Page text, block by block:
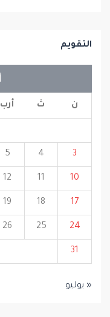
التقويم
ن ث أرب
3
4
5
10
11
12
17
18
19
24
25
26
31
« يوليو